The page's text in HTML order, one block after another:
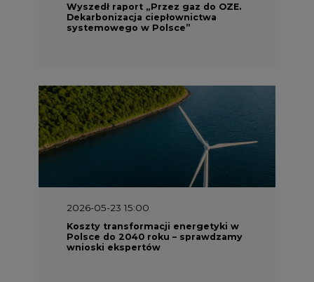
Wyszedł raport „Przez gaz do OZE.
Dekarbonizacja ciepłownictwa
systemowego w Polsce”
2026-05-23 15:00
Koszty transformacji energetyki w
Polsce do 2040 roku – sprawdzamy
wnioski ekspertów